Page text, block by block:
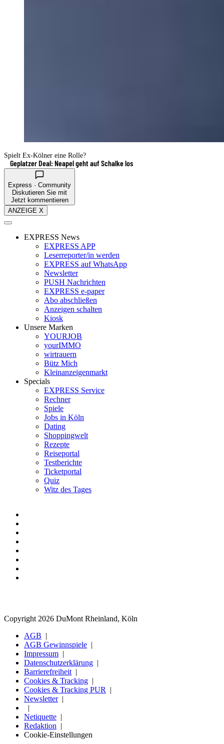
Spielt Ex-Kölner eine Rolle?
Geplatzer Deal: Neapel geht auf Schalke los
Express · Community
Diskutieren Sie mit
Jetzt kommentieren
ANZEIGE X
EXPRESS News
EXPRESS APP
Leserreporter/in werden
EXPRESS auf WhatsApp
Newsletter
PUSH Nachrichten
EXPRESS e-paper
Abo abschließen
Anzeigen schalten
Kiosk
Unsere Marken
YOURJOB
yourIMMO
wirtrauern
Bütz Mich
Kleinanzeigenmarkt
Specials
EXPRESS Service
Rechner
Spiele
Jobs in Köln
Dating
Shoppingwelt
Rezepte
Reiseportal
Testberichte
Ticketportal
Quiz
Witz des Tages
Copyright 2026 DuMont Rheinland, Köln
AGB
AGB Gewinnspiele
Impressum
Datenschutzerklärung
Barrierefreiheit
Cookies & Tracking
Cookies & Tracking PUR
Newsletter
Netiquette
Redaktion
Cookie-Einstellungen